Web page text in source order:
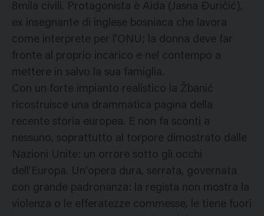
8mila civili. Protagonista è Aida (Jasna Đuričić),
ex insegnante di inglese bosniaca che lavora
come interprete per l’ONU; la donna deve far
fronte al proprio incarico e nel contempo a
mettere in salvo la sua famiglia.
Con un forte impianto realistico la Žbanić
ricostruisce una drammatica pagina della
recente storia europea. E non fa sconti a
nessuno, soprattutto al torpore dimostrato dalle
Nazioni Unite: un orrore sotto gli occhi
dell’Europa. Un’opera dura, serrata, governata
con grande padronanza: la regista non mostra la
violenza o le efferatezze commesse, le tiene fuori